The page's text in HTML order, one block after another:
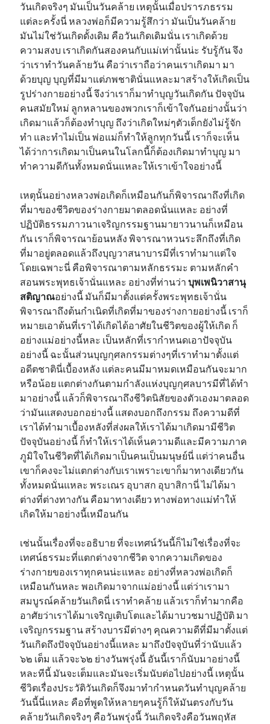
วันเกิดจริงๆ มันเป็นวันคล้าย เหตุนั้นเมื่อปรารภธรรม
แต่ละครั้งนี่ หลวงพ่อก็มีความรู้สึกว่า มันเป็นวันคล้าย
มันไม่ใช่วันเกิดดั้งเดิม คือวันเกิดเดิมนั่น เราเกิดด้วย
ความสงบ เราเกิดกันสองคนกับแม่เท่านั้นน่ะ รับรู้กัน จึง
ว่าเราทำวันคล้ายวัน คือว่าเราถือว่าคนเราเกิดมา มา
ด้วยบุญ บุญที่มีมาแต่ภพชาตินั่นแหละมาสร้างให้เกิดเป็น
รูปร่างกายอย่างนี้ จึงว่าเราก็มาทำบุญวันเกิดกัน ปัจจุบัน
คนสมัยใหม่ ลูกหลานของพวกเราก็เข้าใจกันอย่างนั้นว่า
เกิดมาแล้วก็ต้องทำบุญ ถึงว่าเกิดใหม่ๆตัวเด็กยังไม่รู้จัก
ทำ และทำไม่เป็น พ่อแม่ก็ทำให้ลูกทุกวันนี้ เราก็จะเห็น
ได้ว่าการเกิดมาเป็นคนในโลกนี้ก็ต้องเกิดมาทำบุญ มา
ทำความดีกันทั้งหมดนั่นแหละให้เราเข้าใจอย่างนี้
เหตุนั้นอย่างหลวงพ่อเกิดก็เหมือนกันก็พิจารณาถึงที่เกิด
ที่มาของชีวิตของร่างกายมาตลอดนั่นแหละ อย่างที่
ปฏิบัติธรรมภาวนาเจริญกรรมฐานมายาวนานก็เหมือน
กัน เราก็พิจารณาย้อนหลัง พิจารณาหวนระลึกถึงที่เกิด
ที่มาอยู่ตลอดแล้วถึงบุญวาสนาบารมีที่เราทำมาแต่ใจ
โดยเฉพาะนี่ คือพิจารณาตามหลักธรรมะ ตามหลักคำ
สอนพระพุทธเจ้านั่นแหละ อย่างที่ท่านว่าบุพเพนิวาสานุ
สติญาณอย่างนี้ มันก็มีมาตั้งแต่ครั้งพระพุทธเจ้านั่น
พิจารณาถึงต้นกำเนิดที่เกิดที่มาของร่างกายอย่างนี้ เราก็
หมายเอาต้นที่เราได้เกิดได้อาศัยในชีวิตของผู้ให้เกิด ก็
อย่างแม่อย่างนี้หละ เป็นหลักที่เรากำหนดเอาปัจจุบัน
อย่างนี้ ฉะนั้นส่วนบุญกุศลกรรมต่างๆที่เราทำมาตั้งแต่
อดีตชาตินี่เบื้องหลัง แต่ละคนมีมาหมดเหมือนกันจะมาก
หรือน้อย แตกต่างกันตามกำลังแห่งบุญกุศลบารมีที่ได้ทำ
มาอย่างนี้ แล้วก็พิจารณาถึงชีวิตนิสัยของตัวเองมาตลอด
ว่ามันแสดงบอกอย่างนี้ แสดงบอกถึงกรรม ถึงความดีที่
เราได้ทำมาเบื้องหลังที่ส่งผลให้เราได้มาเกิดมามีชีวิต
ปัจจุบันอย่างนี้ ก็ทำให้เราได้เห็นความดีและมีความภาค
ภูมิใจในชีวิตที่ได้เกิดมาเป็นคนเป็นมนุษย์นี่ แต่ว่าคนอื่น
เขาก็คงจะไม่แตกต่างกับเราเพราะเขาก็มาทางเดียวกัน
ทั้งหมดนั่นแหละ พระเณร อุบาสก อุบาสิกานี่ ไม่ได้มา
ต่างที่ต่างทางกัน คือมาทางเดียว ทางพ่อทางแม่ทำให้
เกิดให้มาอย่างนี้เหมือนกัน
เช่นนั้นเรื่องที่จะอธิบาย ที่จะเทศน์วันนี้ก็ไม่ใช่เรื่องที่จะ
เทศน์ธรรมะที่แตกต่างจากชีวิต จากความเกิดของ
ร่างกายของเราทุกคนน่ะแหละ อย่างที่หลวงพ่อเกิดก็
เหมือนกันหละ พอเกิดมาจากแม่อย่างนี้ แต่ว่าเรามา
สมบูรณ์คล้ายวันเกิดนี่ เราทำคล้าย แล้วเราก็ทำมากคือ
อาศัยว่าเราได้มาเจริญเติบโตและได้มาบวชมาปฏิบัติ มา
เจริญกรรมฐาน สร้างบารมีต่างๆ คุณความดีที่มีมาตั้งแต่
วันเกิดถึงปัจจุบันอย่างนี้แหละ มาถึงปัจจุบันที่ว่านับแล้ว
๖๒ เต็ม แล้วจะ๖๒ ย่างวันพรุ่งนี้ อันนี้เราก็นับมาอย่างนี้
หละทีนี้ มันจะเต็มและมันจะเริ่มนับต่อไปอย่างนี้ เหตุนั้น
ชีวิตเรื่องประวัติวันเกิดก็จึงมาทำกำหนดวันทำบุญคล้าย
วันนี้นี่แหละ คือที่พูดให้หลายๆคนรู้ก็ให้มันตรงกับวัน
คล้ายวันเกิดจริงๆ คือวันพรุ่งนี้ วันเกิดจริงคือวันพฤหัส